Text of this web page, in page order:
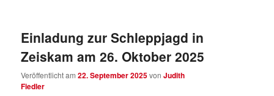
Einladung zur Schleppjagd in
Zeiskam am 26. Oktober 2025
Veröffentlicht am22. September 2025vonJudith
Fiedler